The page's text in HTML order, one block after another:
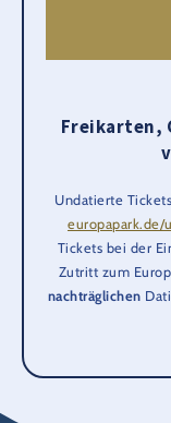
Freikarten,
Undatierte
europapark.de/
Tickets bei der
Zutritt zum
nachträglichen